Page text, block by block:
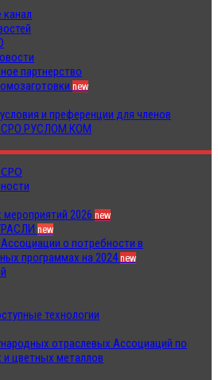
канал
партнерство
new
и преференции для членов
РУСЛОМ.КОМ
2026 new
new
о потребности в
программах на 2024new
технологии
отраслевых Ассоциаций по
цветных металлов